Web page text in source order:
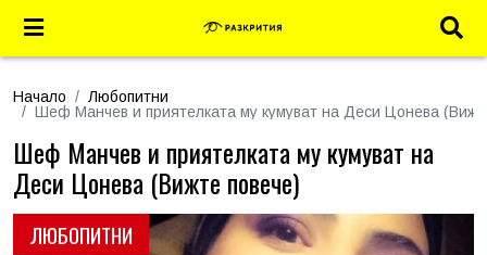
Начало
Любопитни
Шеф Манчев и приятелката му кумуват на Деси Цонева
ЛЮБОПИТНИ
Шеф Манчев и приятелката му кумуват на
Деси Цонева (Вижте повече)